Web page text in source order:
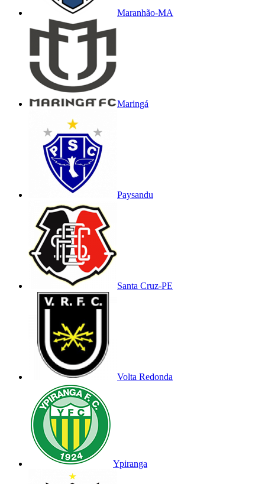
Maranhão-MA
Maringá
Paysandu
Santa Cruz-PE
Volta Redonda
Ypiranga